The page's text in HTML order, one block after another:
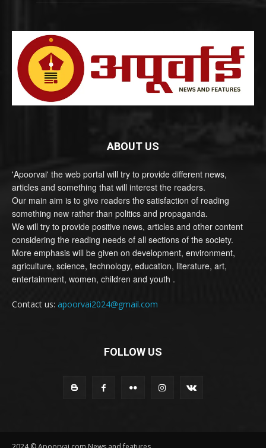
ABOUT US
'Apoorvai' the web portal will try to provide different news,
articles and something that will interest the readers.
Our main aim is to give readers the satisfaction of reading
something new rather than politics and propaganda.
We will try to provide positive news, articles and other content
considering the reading needs of all sections of the society.
More emphasis will be given on development, environment,
agriculture, science, technology, education, literature, art,
entertainment, women, children and youth .
Contact us: apoorvai2024@gmail.com
FOLLOW US